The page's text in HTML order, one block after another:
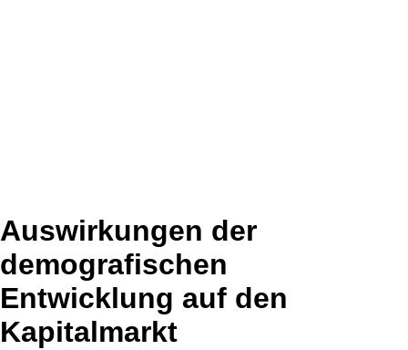
Auswirkungen der
demografischen
Entwicklung auf den
Kapitalmarkt